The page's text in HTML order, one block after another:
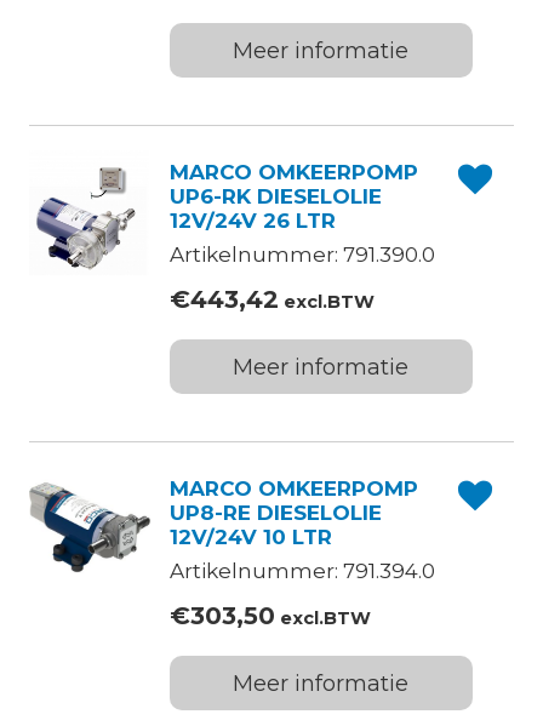
Meer informatie
MARCO OMKEERPOMP
UP6-RK DIESELOLIE
12V/24V 26 LTR
Artikelnummer: 791.390.0
€443,42 excl.BTW
Meer informatie
MARCO OMKEERPOMP
UP8-RE DIESELOLIE
12V/24V 10 LTR
Artikelnummer: 791.394.0
€303,50 excl.BTW
Meer informatie